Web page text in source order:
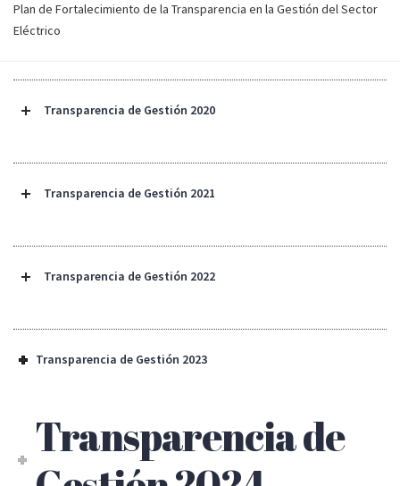
Plan de Fortalecimiento de la Transparencia en la Gestión del Sector
Eléctrico
Transparencia de Gestión 2020
Transparencia de Gestión 2021
Transparencia de Gestión 2022
Transparencia de Gestión 2023
Transparencia de